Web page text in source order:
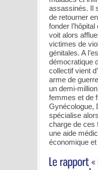
assassinés. Il
de retourner
fonder
voit alors
victimes de
génitales. A
démocratique
collectif vient
arme de
un demi-
femmes et de
Gynécologue,
spécialise
charge de ces
une aide
économique et